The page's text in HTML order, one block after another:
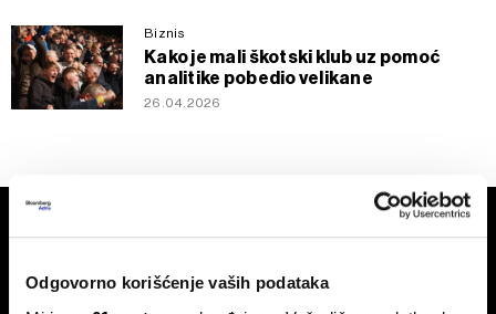
Odgovorno korišćenje vaših podataka
Biznis
Kako je mali škotski klub uz pomoć
analitike pobedio velikane
26.04.2026